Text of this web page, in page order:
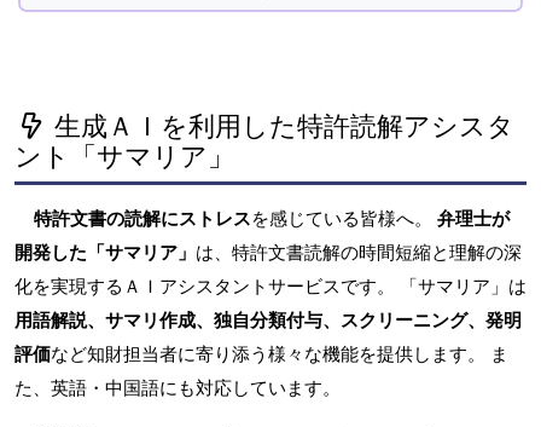
生成ＡＩを利用した特許読解アシスタ
ント「サマリア」
特許文書の読解にストレスを感じている皆様へ。 弁理士が
開発した「サマリア」 は、特許文書読解の時間短縮と理解の深
化を実現するＡＩアシスタントサービスです。 「サマリア」は
用語解説、サマリ作成、独自分類付与、スクリーニング、発明
評価など知財担当者に寄り添う様々な機能を提供します。 ま
た、英語・中国語にも対応しています。